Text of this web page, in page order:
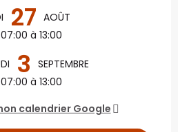
27 AOÛT
à 13:00
3 SEPTEMBRE
à 13:00
calendrier Google